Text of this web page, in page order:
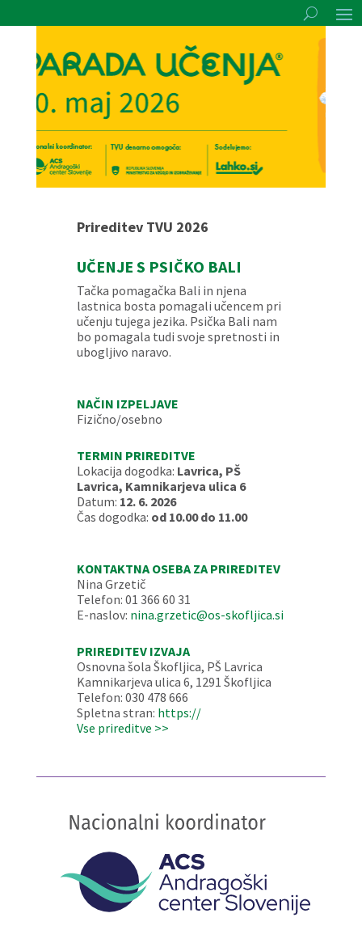
Prireditev TVU 2026
UČENJE S PSIČKO BALI
Tačka pomagačka Bali in njena
lastnica bosta pomagali učencem pri
učenju tujega jezika. Psička Bali nam
bo pomagala tudi svoje spretnosti in
ubogljivo naravo.
NAČIN IZPELJAVE
Fizično/osebno
TERMIN PRIREDITVE
Lokacija dogodka: Lavrica, PŠ
Lavrica, Kamnikarjeva ulica 6
Datum: 12. 6. 2026
Čas dogodka: od 10.00 do 11.00
KONTAKTNA OSEBA ZA PRIREDITEV
Nina Grzetič
Telefon: 01 366 60 31
E-naslov: nina.grzetic@os-skofljica.si
PRIREDITEV IZVAJA
Osnovna šola Škofljica, PŠ Lavrica
Kamnikarjeva ulica 6, 1291 Škofljica
Telefon: 030 478 666
Spletna stran: https://
Vse prireditve >>